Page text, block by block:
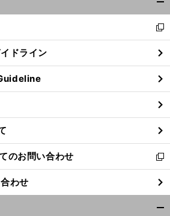
閉
る
新
し
い
ウ
ィ
ン
ド
ウ
で
開
く
ドライン
のお問い合わせ
新
し
い
ウ
ィ
わせ